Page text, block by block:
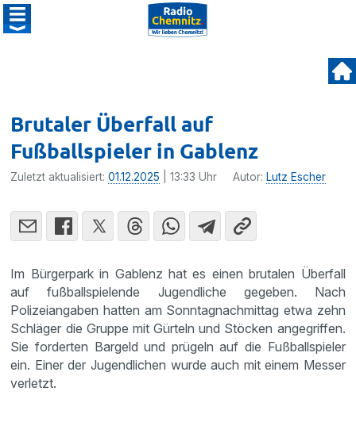
Brutaler Überfall auf
Fußballspieler in Gablenz
Zuletzt aktualisiert:01.12.2025 | 13:33 Uhr Autor: Lutz Escher
Im Bürgerpark in Gablenz hat es einen brutalen Überfall
auf fußballspielende Jugendliche gegeben. Nach
Polizeiangaben hatten am Sonntagnachmittag etwa zehn
Schläger die Gruppe mit Gürteln und Stöcken angegriffen.
Sie forderten Bargeld und prügeln auf die Fußballspieler
ein. Einer der Jugendlichen wurde auch mit einem Messer
verletzt.